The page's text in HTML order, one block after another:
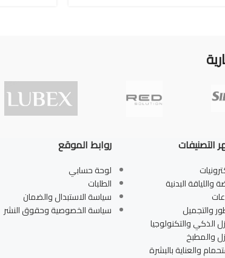
التصنيفات
واللياقة البدنية
والتجميل
الذكي والتكنولوجيا
والمطبخ
والعناية بالبشرة
روابط الموقع
لوحة حسابي
الطلبات
سياسة الاستبدال والضمان
سياسة الخصوصية وحقوق النشر